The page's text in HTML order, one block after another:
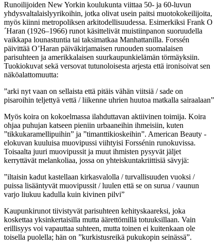
Runoilijoiden New Yorkin koulukunta viittaa 50- ja 60-luvun
yhdysvaltalaislyyrikoihin, jotka olivat usein paitsi muotokokeilijoita,
myös kiinni metropoliksen arkitodellisuudessa. Esimerkiksi Frank O
´Haran (1926–1966) runot käsittelivät muistiinpanon suoruudella
vaikkapa lounastuntia tai taksimatkaa Manhattanilla. Forssén
päivittää O’Haran päiväkirjamaisen runouden suomalaisen
parisuhteen ja amerikkalaisen suurkaupunkielämän törmäyksiin.
Tuokiokuvat sekä versovat tutunoloisesta arjesta että ironisoivat sen
näköalattomuutta:
”arki nyt vaan on sellaista että pitäis vähän viitsiä / sade on
pisaroihin teljettyä vettä / liikenne uhrien huutoa matkalla sairaalaan”
Myös koira on kokoelmassa ilahduttavan aktiivinen toimija. Koira
ohjaa puhujan katseen pieniin urbaaneihin ihmeisiin, kuten
”tikkukaramellipuihin” ja ”timanttikioskeihin”. American Beauty -
elokuvan kuuluisa muovipussi viihtyisi Forssénin runokuvissa.
Toisaalta juuri muovipussit ja muut ihmisten pysyvät jäljet
kerryttävät melankoliaa, jossa on yhteiskuntakriittisiä sävyjä:
”iltaisin kadut kastellaan kirkasvalolla / turvallisuuden vuoksi /
puissa lisääntyvät muovipussit / luulen että se on surua / vaunun
varjo liukuu kadulla kuin kivinen pilvi”
Kaupunkirunot tiivistyvät parisuhteen kehityskaareksi, joka
koskettaa yksinkertaisilla mutta äärettömillä totuuksillaan. Vain
erillisyys voi vapauttaa suhteen, mutta toinen ei kuitenkaan ole
toisella puolella; hän on ”kurkistusreikä pukukopin seinässä”.